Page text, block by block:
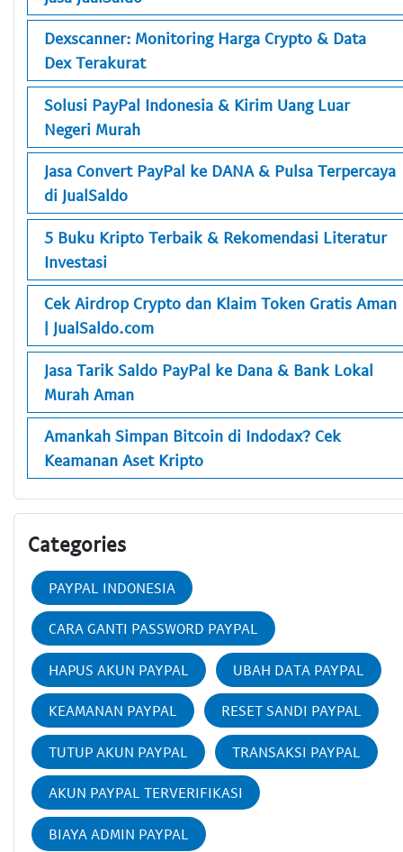
Dexscanner: Monitoring Harga Crypto & Data
Dex Terakurat
Solusi PayPal Indonesia & Kirim Uang Luar
Negeri Murah
Jasa Convert PayPal ke DANA & Pulsa Terpercaya
di JualSaldo
5 Buku Kripto Terbaik & Rekomendasi Literatur
Investasi
Cek Airdrop Crypto dan Klaim Token Gratis Aman
| JualSaldo.com
Jasa Tarik Saldo PayPal ke Dana & Bank Lokal
Murah Aman
Amankah Simpan Bitcoin di Indodax? Cek
Keamanan Aset Kripto
Categories
PAYPAL INDONESIA
CARA GANTI PASSWORD PAYPAL
HAPUS AKUN PAYPAL UBAH DATA PAYPAL
KEAMANAN PAYPAL RESET SANDI PAYPAL
TUTUP AKUN PAYPAL TRANSAKSI PAYPAL
AKUN PAYPAL TERVERIFIKASI
BIAYA ADMIN PAYPAL